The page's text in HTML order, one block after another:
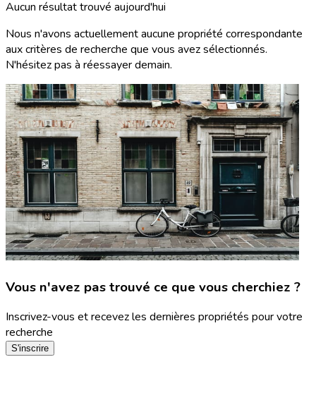
Aucun résultat trouvé aujourd'hui
Nous n'avons actuellement aucune propriété correspondante
aux critères de recherche que vous avez sélectionnés.
N'hésitez pas à réessayer demain.
Vous n'avez pas trouvé ce que vous cherchiez ?
Inscrivez-vous et recevez les dernières propriétés pour votre
recherche
S'inscrire